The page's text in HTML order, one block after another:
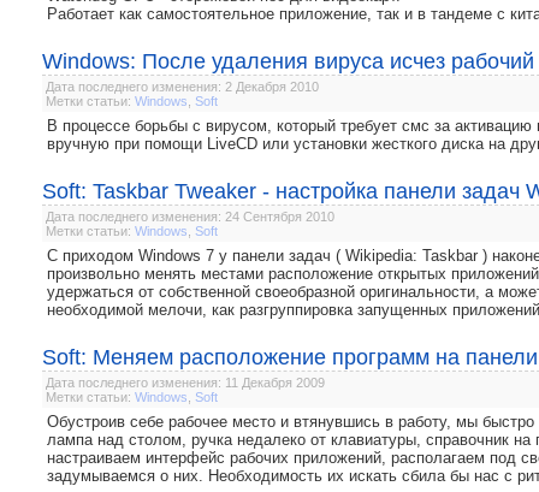
Работает как самостоятельное приложение, так и в тандеме с
Windows: После удаления вируса исчез рабочий
Дата последнего изменения: 2 Декабря 2010
Метки статьи: Windows Soft
В процессе борьбы с вирусом, который требует смс за
вручную при помощи LiveCD или установки жесткого диска на
Soft: Taskbar Tweaker - настройка панели задач
Дата последнего изменения: 24 Сентября 2010
Метки статьи: Windows Soft
С приходом Windows 7 у панели задач ( Wikipedia: Taskbar )
произвольно менять местами расположение открытых
удержаться от собственной своеобразной оригинальности, а
необходимой мелочи, как разгруппировка запущенных
Soft: Меняем расположение программ на
Дата последнего изменения: 11 Декабря 2009
Метки статьи: Windows Soft
Обустроив себе рабочее место и втянувшись в работу, мы
лампа над столом, ручка недалеко от клавиатуры, справочник
настраиваем интерфейс рабочих приложений, располагаем под
задумываемся о них. Необходимость их искать сбила бы нас с